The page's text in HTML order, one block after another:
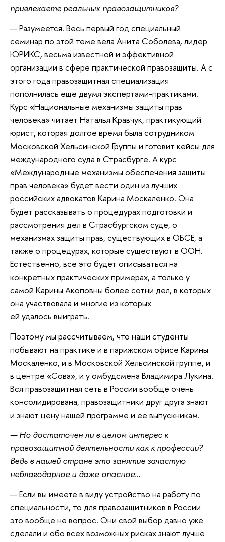
привлекаете реальных правозащитников?
— Разумеется. Весь первый год специальный
семинар по этой теме вела Анита Соболева, лидер
ЮРИКС, весьма известной и эффективной
организации в сфере практической правозащиты. А с
этого года правозащитная специализация
пополнилась еще двумя экспертами-практиками.
Курс «Национальные механизмы защиты прав
человека» читает Наталья Кравчук, практикующий
юрист, которая долгое время была сотрудником
Московской Хельсинской Группы и готовит кейсы для
международного суда в Страсбурге. А курс
«Международные механизмы обеспечения защиты
прав человека» будет вести один из лучших
российских адвокатов Карина Москаленко. Она
будет рассказывать о процедурах подготовки и
рассмотрения дел в Страсбургском суде, о
механизмах защиты прав, существующих в ОБСЕ, а
также о процедурах, которые существуют в ООН.
Естественно, все это будет описываться на
конкретных практических примерах, а только у
самой Карины Акоповны более сотни дел, в которых
она участвовала и многие из которых
ей удалось выиграть.
Поэтому мы рассчитываем, что наши студенты
побывают на практике и в парижском офисе Карины
Москаленко, и в Московской Хельсинской группе, и
в центре «Сова», и у омбудсмена Владимира Лукина.
Вся правозащитная сеть в России вообще очень
консолидирована, правозащитники друг друга знают
и знают цену нашей программе и ее выпускникам.
— Но достаточен ли в целом интерес к
правозащитной деятельности как к профессии?
Ведь в нашей стране это занятие зачастую
неблагодарное и даже опасное…
— Если вы имеете в виду устройство на работу по
специальности, то для правозащитников в России
это вообще не вопрос. Они свой выбор давно уже
сделали и обо всех возможных рисках знают лучше